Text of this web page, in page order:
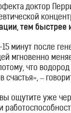
доктор
тем
минут после
мгновенно
что
–
ощутите уже